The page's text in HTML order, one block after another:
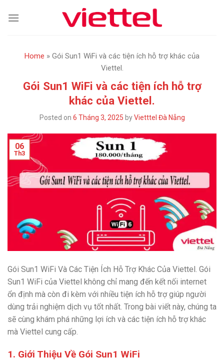
Home » Gói Sun1 WiFi và các tiện ích hỗ trợ khác của
Viettel.
Gói Sun1 WiFi và các tiện ích hỗ trợ
khác của Viettel.
Posted on 6 Tháng 3, 2025 byVietttel Đà Nẵng
06
Th3
Gói Sun1 WiFi Và Các Tiện Ích Hỗ Trợ Khác Của Viettel. Gói
Sun1 WiFi của Viettel không chỉ mang đến kết nối internet
ổn định mà còn đi kèm với nhiều tiện ích hỗ trợ giúp người
dùng trải nghiệm dịch vụ tốt nhất. Trong bài viết này, chúng ta
sẽ cùng khám phá những lợi ích và các tiện ích hỗ trợ khác
mà Viettel cung cấp.
1. Giới Thiệu Về Gói Sun1 WiFi